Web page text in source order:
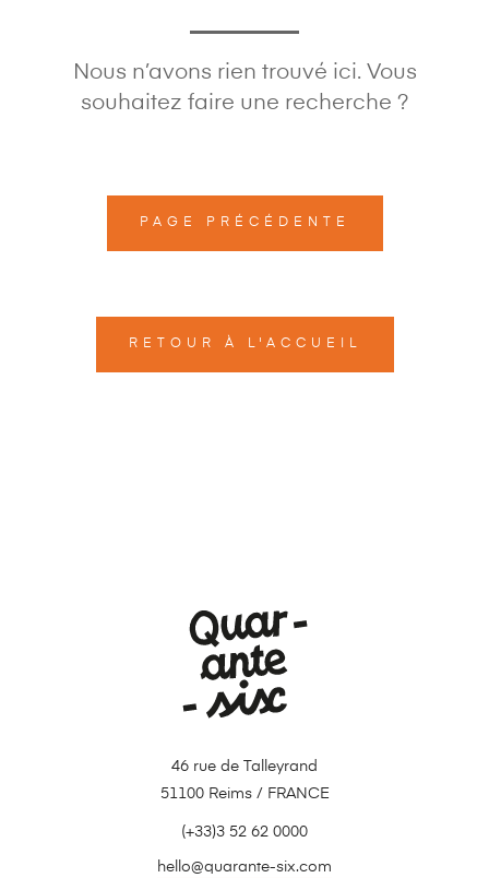
Nous n’avons rien trouvé ici. Vous
souhaitez faire une recherche ?
PAGE PRÉCÉDENTE
RETOUR À L'ACCUEIL
46 rue de Talleyrand
51100 Reims / FRANCE
(+33)3 52 62 0000
hello@quarante-six.com